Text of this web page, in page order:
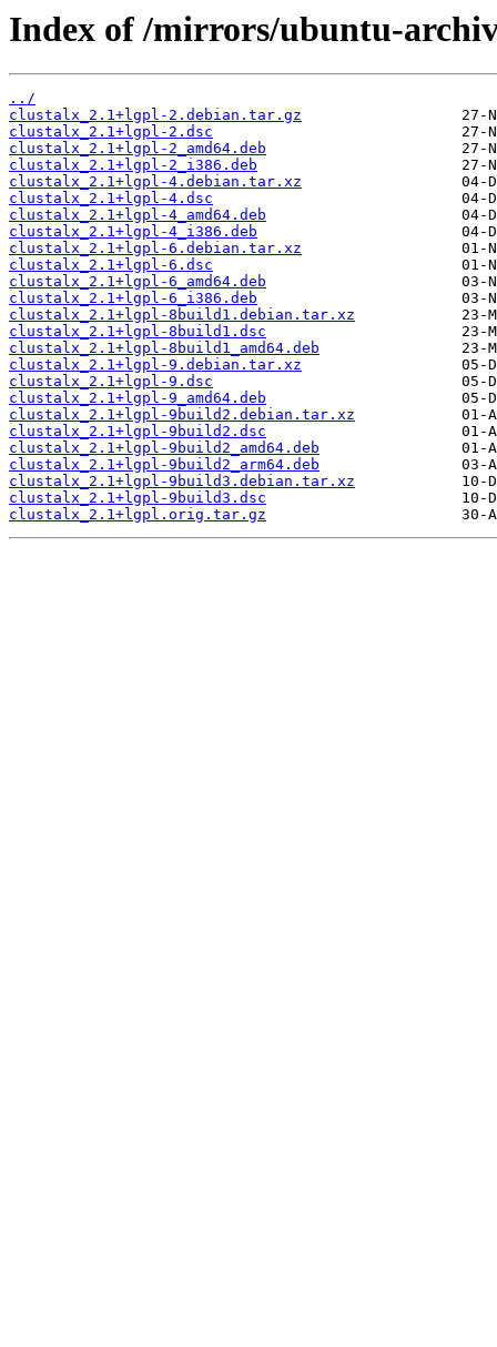
Index of /mirrors/ubuntu-
../
clustalx_2.1+lgpl-2.debian.tar.gz
clustalx_2.1+lgpl-2.dsc
clustalx_2.1+lgpl-2_amd64.deb
clustalx_2.1+lgpl-2_i386.deb
clustalx_2.1+lgpl-4.debian.tar.xz
clustalx_2.1+lgpl-4.dsc
clustalx_2.1+lgpl-4_amd64.deb
clustalx_2.1+lgpl-4_i386.deb
clustalx_2.1+lgpl-6.debian.tar.xz
clustalx_2.1+lgpl-6.dsc
clustalx_2.1+lgpl-6_amd64.deb
clustalx_2.1+lgpl-6_i386.deb
clustalx_2.1+lgpl-8build1.debian.tar.xz
clustalx_2.1+lgpl-8build1.dsc
clustalx_2.1+lgpl-8build1_amd64.deb
clustalx_2.1+lgpl-9.debian.tar.xz
clustalx_2.1+lgpl-9.dsc
clustalx_2.1+lgpl-9_amd64.deb
clustalx_2.1+lgpl-9build2.debian.tar.xz
clustalx_2.1+lgpl-9build2.dsc
clustalx_2.1+lgpl-9build2_amd64.deb
clustalx_2.1+lgpl-9build2_arm64.deb
clustalx_2.1+lgpl-9build3.debian.tar.xz
clustalx_2.1+lgpl-9build3.dsc
clustalx_2.1+lgpl.orig.tar.gz